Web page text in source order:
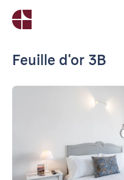
Feuille d'or 3B